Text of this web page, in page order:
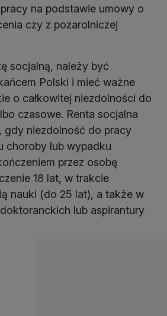
pracy na podstawie umowy o
czy z pozarolniczej
socjalną, należy być
Polski i mieć ważne
o całkowitej niezdolności do
czasowe. Renta socjalna
gdy niezdolność do pracy
choroby lub wypadku
przez osobę
18 lat, w trakcie
nauki (do 25 lat), a także w
lub aspirantury